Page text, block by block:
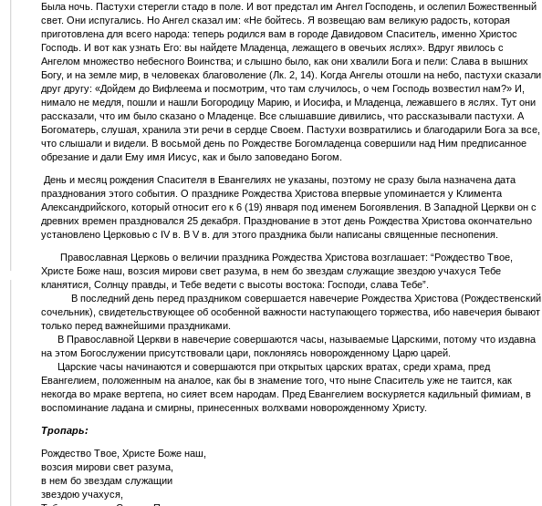
Была ночь. Пастухи стерегли стадо в поле. И вот предстал им Ангел Господень, и ослепил Божественный
свет. Они испугались. Но Ангел сказал им: «Не бойтесь. Я возвещаю вам великую радость, которая
приготовлена для всего народа: теперь родился вам в городе Давидовом Спаситель, именно Христос
Господь. И вот как узнать Его: вы найдете Младенца, лежащего в овечьих яслях» . Вдруг явилось с
Ангелом множество небесного Воинства; и слышно было, как они хвалили Бога и пели: Слава в вышних
Богу, и на земле мир, в человеках благоволение (Лк. 2, 14). Kогда Ангелы отошли на небо, пастухи сказали
друг другу: «Дойдем до Вифлеема и посмотрим, что там случилось, о чем Господь возвестил нам?» И,
нимало не медля, пошли и нашли Богородицу Марию, и Иосифа, и Младенца, лежавшего в яслях. Тут они
рассказали, что им было сказано о Младенце. Все слышавшие дивились, что рассказывали пастухи. А
Богоматерь, слушая, хранила эти речи в сердце Своем. Пастухи возвратились и благодарили Бога за все,
что слышали и видели. В восьмой день по Рождестве Богомладенца совершили над Ним предписанное
обрезание и дали Ему имя Иисус, как и было заповедано Богом.
День и месяц рождения Спасителя в Евангелиях не указаны, поэтому не сразу была назначена дата
празднования этого события. О празднике Рождества Xристова впервые упоминается у Kлимента
Александрийского, который относит его к 6 (19) января под именем Богоявления. В Западной Церкви он с
древних времен праздновался 25 декабря. Празднование в этот день Рождества Xристова окончательно
установлено Церковью с IV в. В V в. для этого праздника были написаны священные песнопения.
Православная Церковь о величии праздника Рождества Христова возглашает: “Рождество Твое,
Христе Боже наш, возсия мирови свет разума, в нем бо звездам служащие звездою учахуся Тебе
кланятися, Солнцу правды, и Тебе ведети с высоты востока: Господи, слава Тебе”.
В последний день перед праздником совершается навечерие Рождества Христова (Рождественский
сочельник), свидетельствующее об особенной важности наступающего торжества, ибо навечерия бывают
только перед важнейшими праздниками.
В Православной Церкви в навечерие совершаются часы, называемые Царскими, потому что издавна
на этом Богослужении присутствовали цари, поклоняясь новорожденному Царю царей.
Царские часы начинаются и совершаются при открытых царских вратах, среди храма, пред
Евангелием, положенным на аналое, как бы в знамение того, что ныне Спаситель уже не таится, как
некогда во мраке вертепа, но сияет всем народам. Пред Евангелием воскуряется кадильный фимиам, в
воспоминание ладана и смирны, принесенных волхвами новорожденному Христу.
Тропарь:
Рождество Твое, Христе Боже наш,
возсия мирови свет разума,
в нем бо звездам служащии
звездою учахуся,